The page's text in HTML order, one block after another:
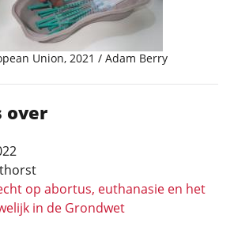
Union, 2021 / Adam Berry
over
op abortus, euthanasie en het
in de Grondwet